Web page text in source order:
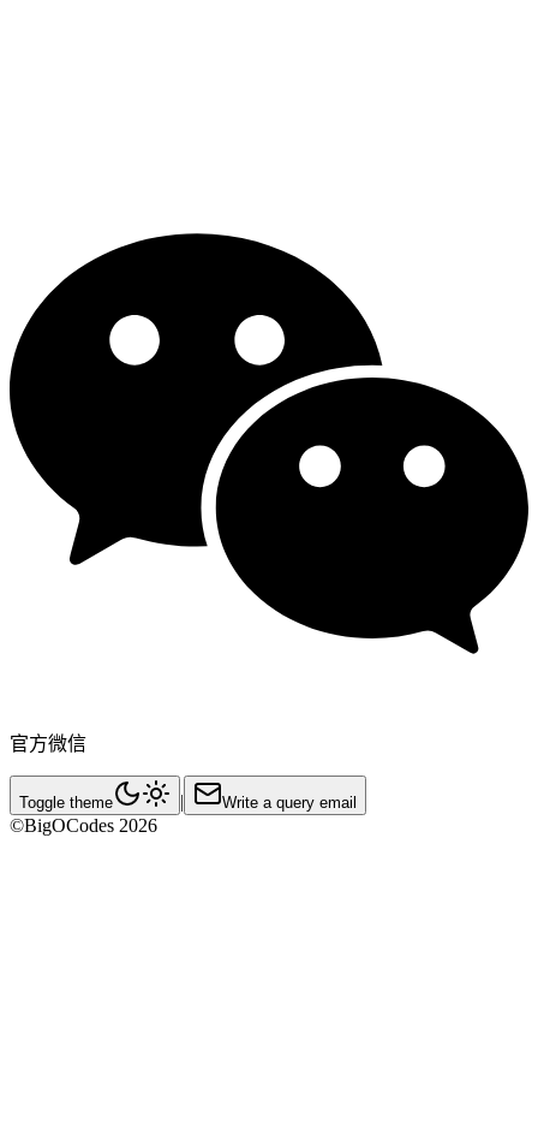
官方微信
Toggle theme | Write a query email
©BigOCodes 2026